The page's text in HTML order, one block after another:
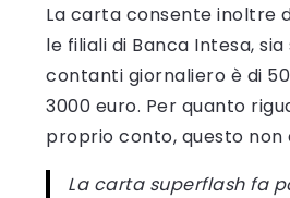
La carta consente inoltre
le filiali di Banca Intesa,
contanti giornaliero è di
3000 euro. Per quanto
proprio conto, questo non
La carta superflash fa